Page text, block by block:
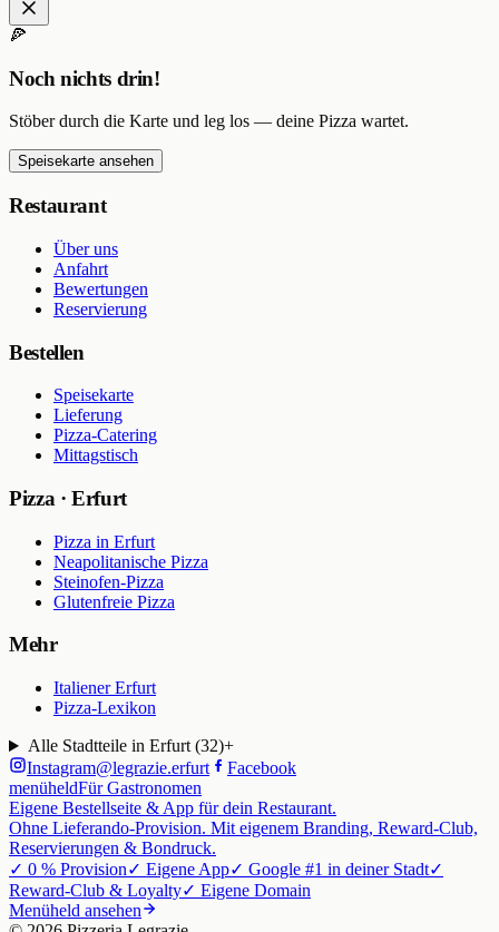
🍕
Noch nichts drin!
Stöber durch die Karte und leg los — deine Pizza wartet.
Speisekarte ansehen
Restaurant
Über uns
Anfahrt
Bewertungen
Reservierung
Bestellen
Speisekarte
Lieferung
Pizza-Catering
Mittagstisch
Pizza · Erfurt
Pizza in Erfurt
Neapolitanische Pizza
Steinofen-Pizza
Glutenfreie Pizza
Mehr
Italiener Erfurt
Pizza-Lexikon
Alle Stadtteile in Erfurt (32)+
Instagram@legrazie.erfurt
Facebook
menüheldFür Gastronomen
Eigene Bestellseite & App für dein Restaurant.
Ohne Lieferando-Provision. Mit eigenem Branding, Reward-Club,
Reservierungen & Bondruck.
✓ 0 % Provision✓ Eigene App✓ Google #1 in deiner Stadt✓
Reward-Club & Loyalty✓ Eigene Domain
Menüheld ansehen